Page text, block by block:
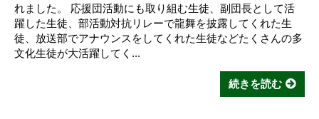
れました。 応援団活動にも取り組む生徒、副団長として活
躍した生徒、部活動対抗リレーで龍舞を披露してくれた生
徒、放送部でアナウンスをしてくれた生徒などたくさんの多
文化生徒が大活躍してく...
続きを読む